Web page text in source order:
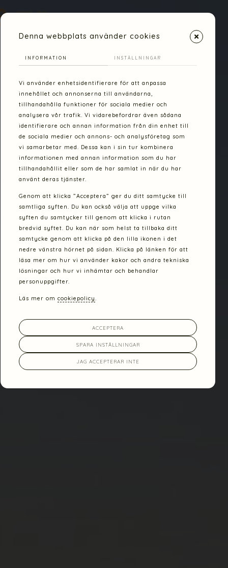
mötas i samtal
VÅRA KURSER ANSÖK NU!
Denna webbplats använder cookies
INFORMATION INSTÄLLNINGAR
Vi använder enhetsidentifierare för att anpassa
innehållet och annonserna till användarna,
tillhandahålla funktioner för sociala medier och
analysera vår trafik. Vi vidarebefordrar även sådana
identifierare och annan information från din enhet till
de sociala medier och annons- och analysföretag som
vi samarbetar med. Dessa kan i sin tur kombinera
informationen med annan information som du har
tillhandahållit eller som de har samlat in när du har
använt deras tjänster.
Genom att klicka ”Acceptera” ger du ditt samtycke till
samtliga syften. Du kan också välja att uppge vilka
syften du samtycker till genom att klicka i rutan
bredvid syftet. Du kan när som helst ta tillbaka ditt
samtycke genom att klicka på den lilla ikonen i det
nedre vänstra hörnet på sidan. Klicka på länken för att
läsa mer om hur vi använder kakor och andra tekniska
lösningar och hur vi inhämtar och behandlar
personuppgifter.
Läs mer om cookiepolicy.
JAG ACCEPTERAR INTE
SPARA INSTÄLLNINGAR
ACCEPTERA